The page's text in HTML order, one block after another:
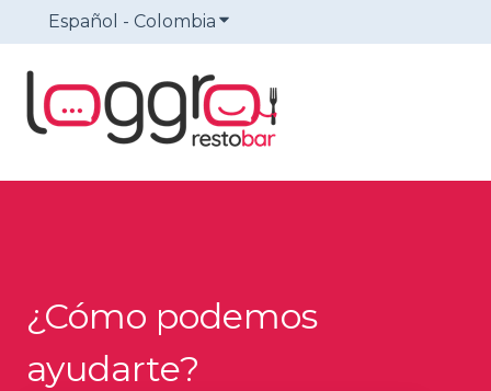
Español - Colombia Traducciones de Mostrar
¿Cómo podemos
ayudarte?